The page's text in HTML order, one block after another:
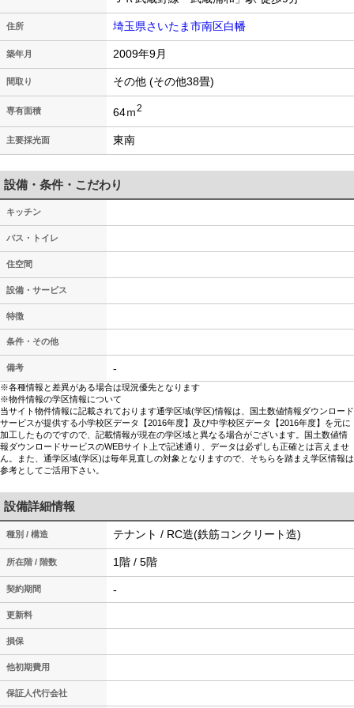
住所 埼玉県さいたま市南区白幡
築年月 2009年9月
間取り その他 (その他38畳)
専有面積 64ｍ2
主要採光面 東南
設備・条件・こだわり
キッチン
バス・トイレ
住空間
設備・サービス
特徴
条件・その他
備考 -
※各種情報と差異がある場合は現況優先となります
※物件情報の学区情報について
当サイト物件情報に記載されております通学区域(学区)情報は、国土数値情報ダウンロード
サービスが提供する小学校区データ【2016年度】及び中学校区データ【2016年度】を元に
加工したものですので、記載情報が現在の学区域と異なる場合がございます。国土数値情
報ダウンロードサービスのWEBサイト上で記述通り、データは必ずしも正確とは言えませ
ん。また、通学区域(学区)は毎年見直しの対象となりますので、そちらを踏まえ学区情報は
参考としてご活用下さい。
設備詳細情報
種別 / 構造 テナント / RC造(鉄筋コンクリート造)
所在階 / 階数 1階 / 5階
契約期間 -
更新料
損保
他初期費用
保証人代行会社